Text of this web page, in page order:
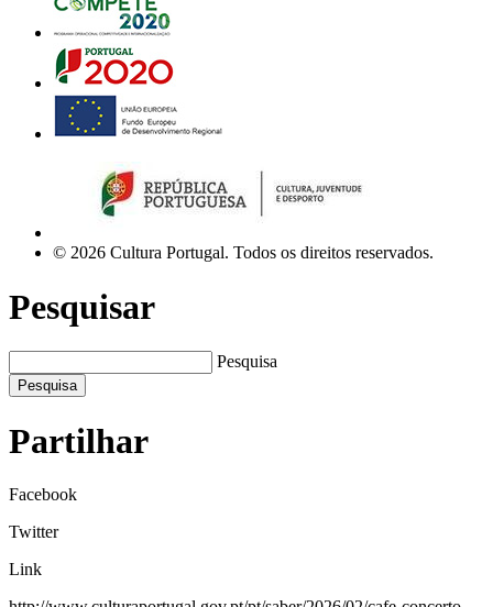
© 2026 Cultura Portugal. Todos os direitos reservados.
Pesquisar
Pesquisa
Pesquisa
Partilhar
Facebook
Twitter
Link